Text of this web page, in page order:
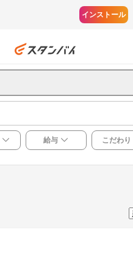
インストール
給与 こだわり